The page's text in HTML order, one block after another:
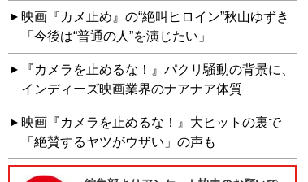
映画『カメ止め』の“絶叫ヒロイン”秋山ゆずき
「今後は“普通の人”を演じたい」
『カメラを止めるな！』パクリ騒動の背景に、
インディーズ映画業界のナアナア体質
映画『カメラを止めるな！』大ヒットの裏で
「絶賛するヤツがウザい」の声も